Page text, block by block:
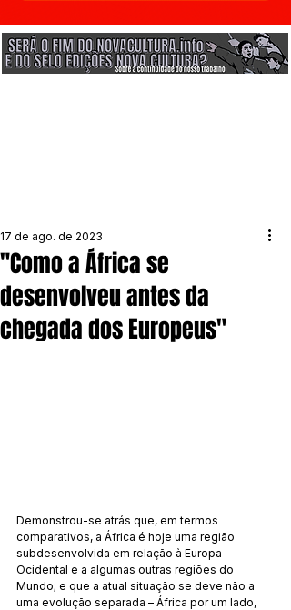
"Como a África se
desenvolveu antes da
chegada dos Europeus"
17 de ago. de 2023
Demonstrou-se atrás que, em termos
comparativos, a África é hoje uma região
subdesenvolvida em relação à Eu­ropa
Ocidental e a algumas outras regiões do
Mundo; e que a atual situação se deve não a
uma evolução separada – África por um lado,